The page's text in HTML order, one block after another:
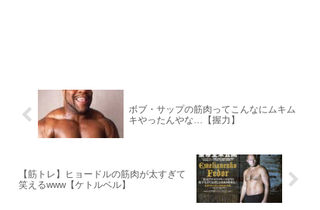
ボブ・サップの筋肉ってこんなにムキム
キやったんやな…【握力】
【筋トレ】ヒョードルの筋肉が太すぎて
笑えるwww【ケトルベル】